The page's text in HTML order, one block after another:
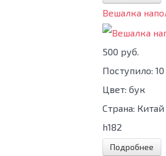
Вешалка
500 руб.
Поступило:
Цвет: бук
Страна: Китай
h182
Подробнее